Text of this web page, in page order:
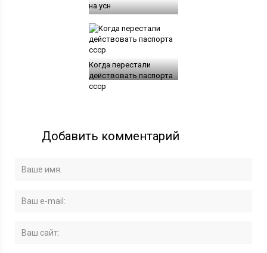
на усн
Когда перестали
действовать паспорта
ссср
Добавить комментарий